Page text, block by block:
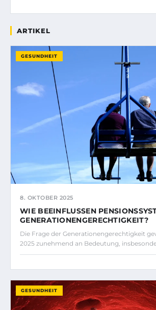
ARTIKEL
GESUNDHEIT
8. OKTOBER 2025
WIE BEEINFLUSSEN
GENERATIONENGERECHTIGKEIT?
Die Frage der Generationengerechtigkeit
2025 zunehmend an Bedeutung,
GESUNDHEIT